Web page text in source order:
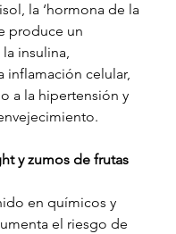
la ‘hormona de la
produce un
insulina,
inflamación celular,
a la hipertensión y
y zumos de frutas
en químicos y
el riesgo de